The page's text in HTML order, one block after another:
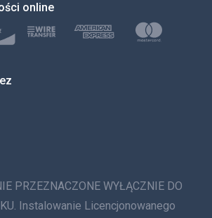
ย
online
PRZEZNACZONE WYŁĄCZNIE DO
Instalowanie Licencjonowanego